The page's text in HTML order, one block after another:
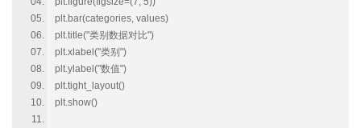
plt.bar(categories, values)
plt.title("类别数据对比")
plt.xlabel("类别")
plt.ylabel("数值")
plt.tight_layout()
plt.show()